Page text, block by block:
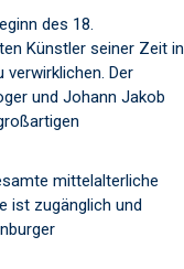
des 18.
Künstler seiner Zeit in
Der
und Johann Jakob
mittelalterliche
ist zugänglich und